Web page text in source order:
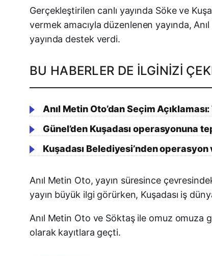
Gerçekleştirilen canlı yayında Söke ve
vermek amacıyla düzenlenen yayında,
yayında destek verdi.
BU HABERLER DE İLGINIZI
Anıl Metin Oto’dan Seçim
Günel’den Kuşadası operasyonuna
Kuşadası Belediyesi’nden operasyon
Anıl Metin Oto, yayın süresince
yayın büyük ilgi görürken, Kuşadası iş
Anıl Metin Oto ve Söktaş ile omuz omuza
olarak kayıtlara geçti.